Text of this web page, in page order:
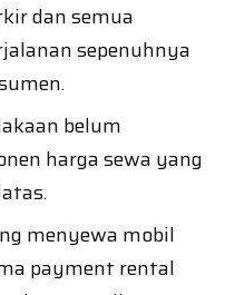
dan semua
sepenuhnya
belum
harga sewa yang
menyewa mobil
payment rental